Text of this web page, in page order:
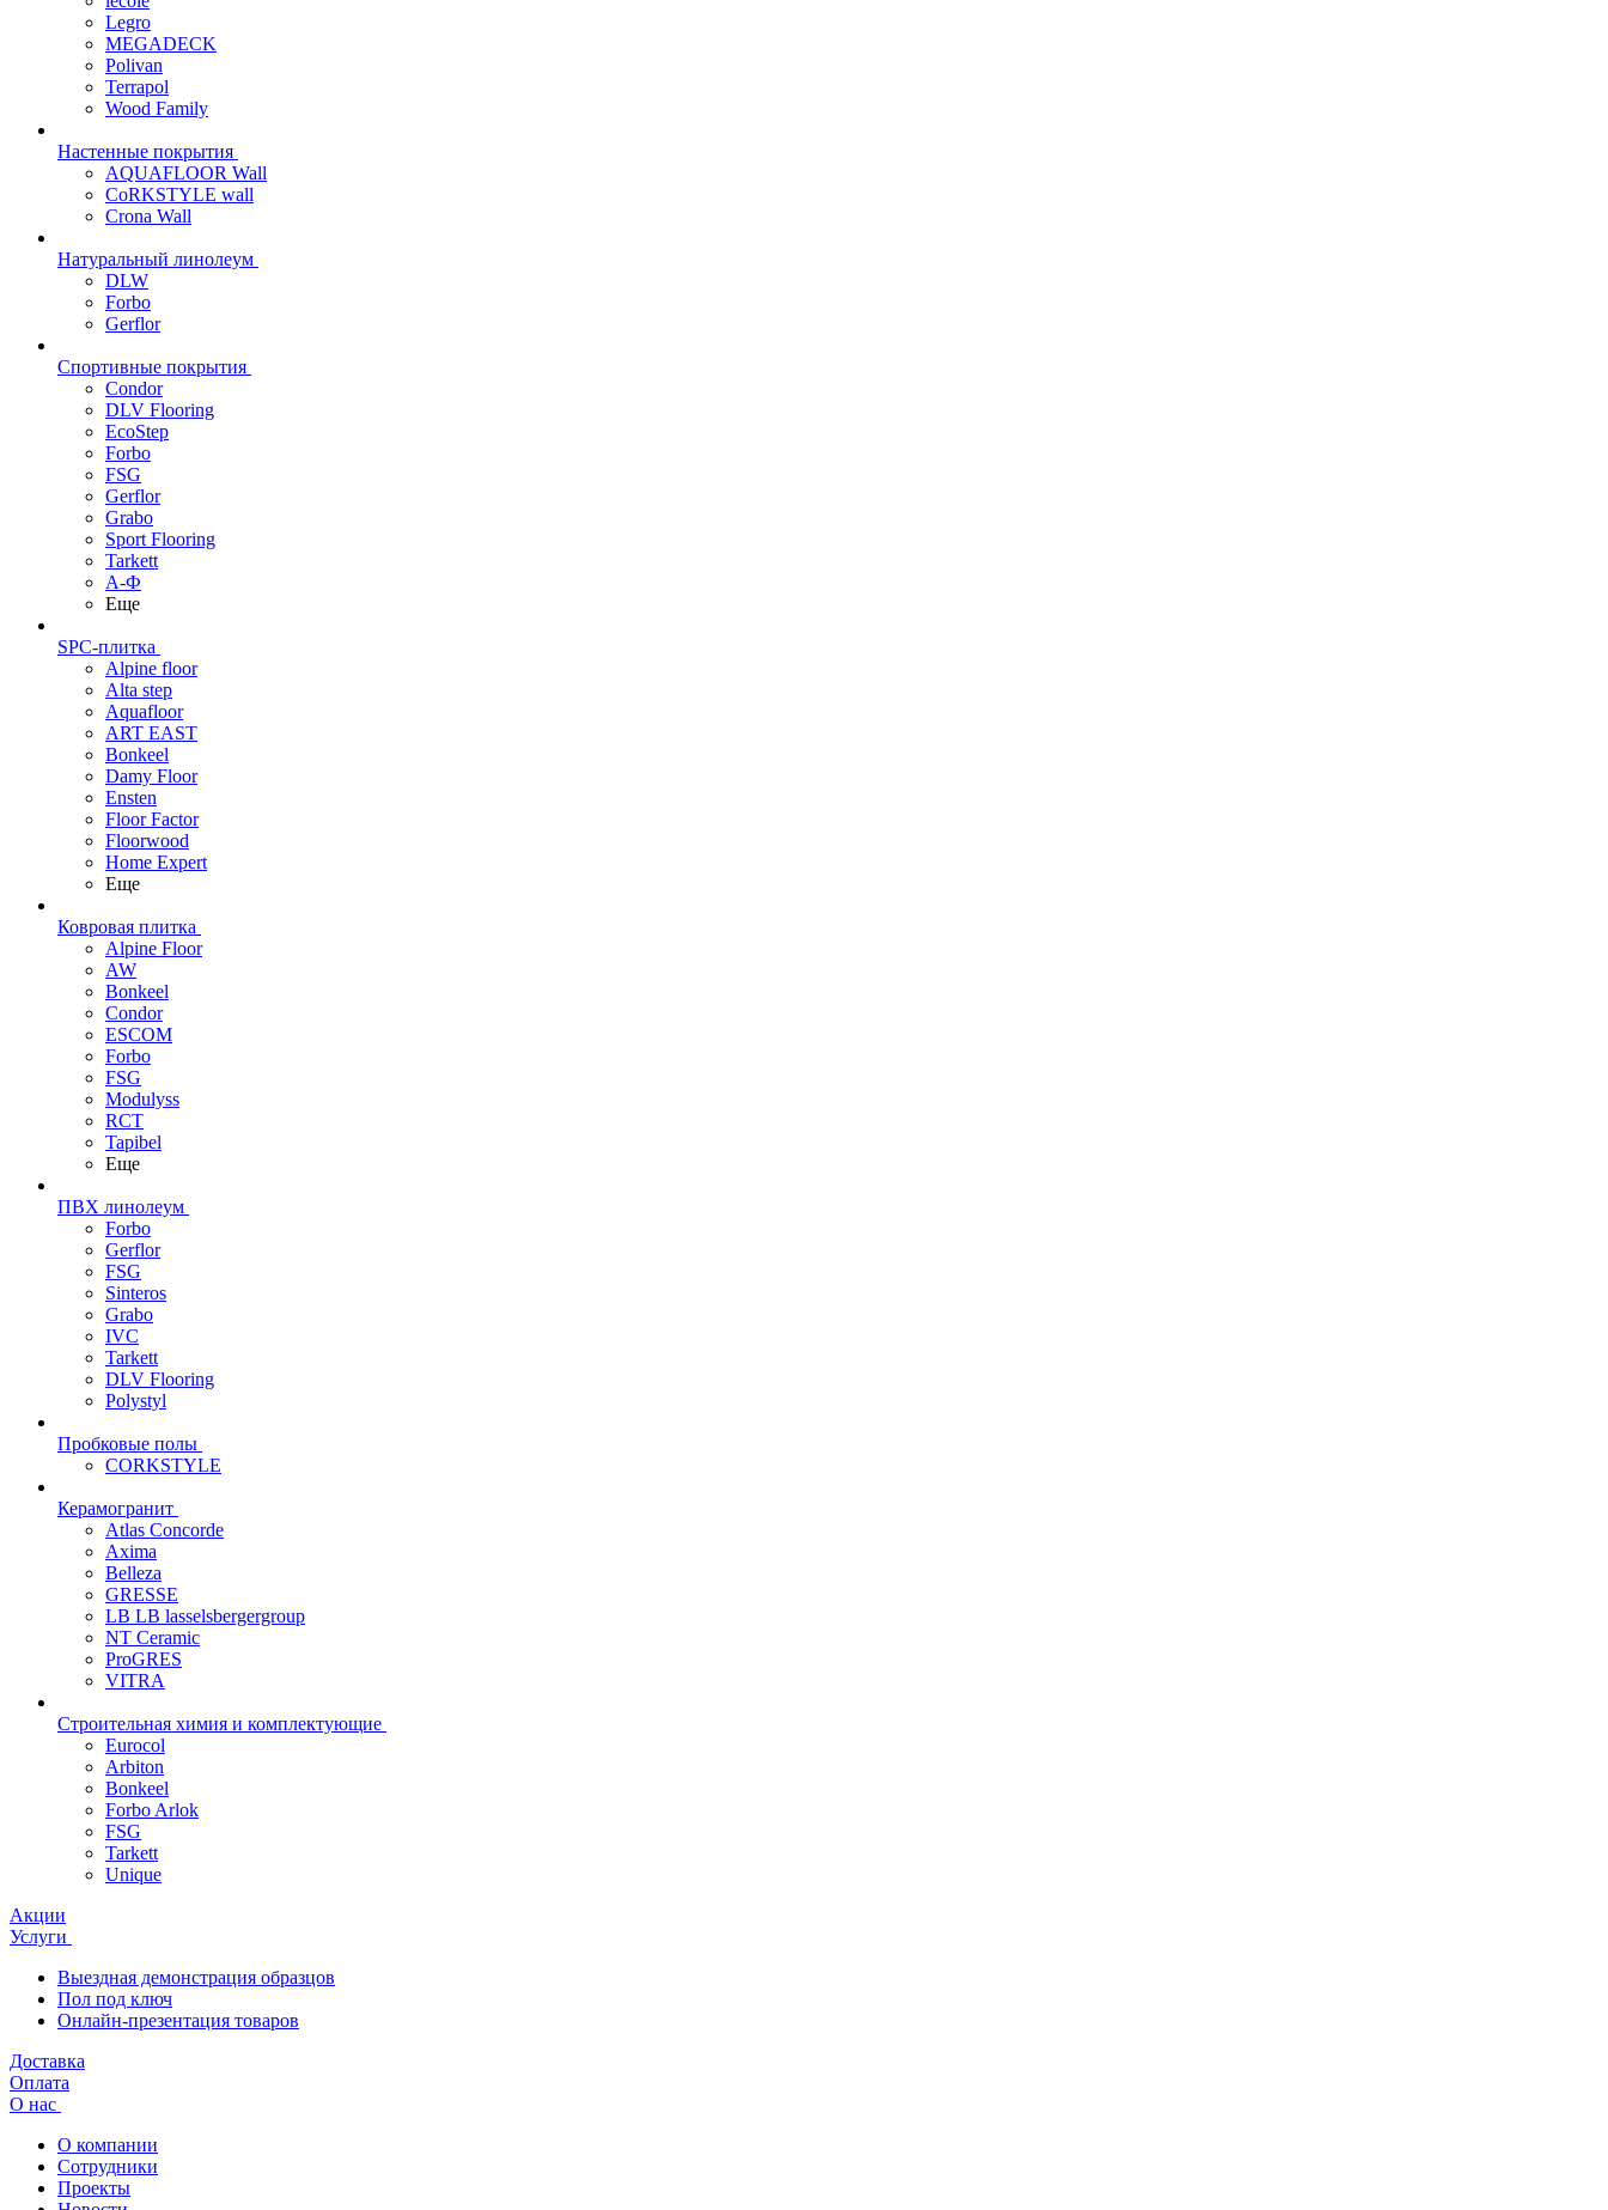
Legro
MEGADECK
Polivan
Terrapol
Wood Family
Настенные покрытия
AQUAFLOOR Wall
CoRKSTYLE wall
Crona Wall
Натуральный линолеум
DLW
Forbo
Gerflor
Спортивные покрытия
Condor
DLV Flooring
EcoStep
Forbo
FSG
Gerflor
Grabo
Sport Flooring
Tarkett
А-Ф
Еще
SPC-плитка
Alpine floor
Alta step
Aquafloor
ART EAST
Bonkeel
Damy Floor
Ensten
Floor Factor
Floorwood
Home Expert
Еще
Ковровая плитка
Alpine Floor
AW
Bonkeel
Condor
ESCOM
Forbo
FSG
Modulyss
RCT
Tapibel
Еще
ПВХ линолеум
Forbo
Gerflor
FSG
Sinteros
Grabo
IVC
Tarkett
DLV Flooring
Polystyl
Пробковые полы
CORKSTYLE
Керамогранит
Atlas Concorde
Axima
Belleza
GRESSE
LB LB lasselsbergergroup
NT Ceramic
ProGRES
VITRA
Строительная химия и комплектующие
Eurocol
Arbiton
Bonkeel
Forbo Arlok
FSG
Tarkett
Unique
Акции
Услуги
Выездная демонстрация образцов
Пол под ключ
Онлайн-презентация товаров
Доставка
Оплата
О нас
О компании
Сотрудники
Проекты